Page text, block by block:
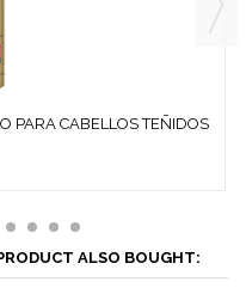
PARA CABELLOS TEÑIDOS
ALSO BOUGHT: